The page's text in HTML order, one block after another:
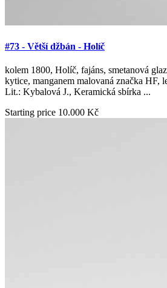
#73 - Větší džbán - Holíč
kolem 1800, Holíč, fajáns, smetanová
kytice, manganem malovaná značka HF,
Lit.: Kybalová J., Keramická sbírka ...
Starting price 10.000 Kč